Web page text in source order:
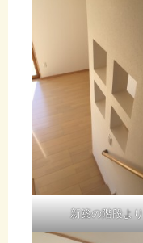
新築の階段より